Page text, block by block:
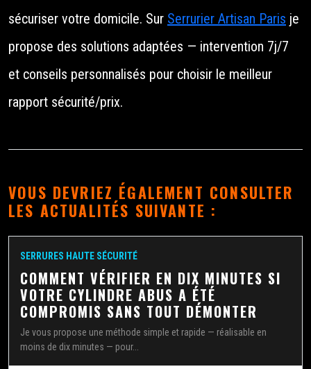
sécuriser votre domicile. Sur Serrurier Artisan Paris je
propose des solutions adaptées — intervention 7j/7
et conseils personnalisés pour choisir le meilleur
rapport sécurité/prix.
VOUS DEVRIEZ ÉGALEMENT CONSULTER
LES ACTUALITÉS SUIVANTE :
SERRURES HAUTE SÉCURITÉ
COMMENT VÉRIFIER EN DIX MINUTES SI
VOTRE CYLINDRE ABUS A ÉTÉ
COMPROMIS SANS TOUT DÉMONTER
Je vous propose une méthode simple et rapide — réalisable en
moins de dix minutes — pour...